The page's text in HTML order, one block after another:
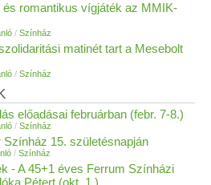
és romantikus vígjáték az MMIK-
/ Színház
matinét tart a Mesebolt
/ Színház
előadásai februárban (febr. 7-8.)
/ Színház
15. születésnapján
/ Színház
- A 45+1 éves Ferrum Színházi
Pétert (okt. 1.)